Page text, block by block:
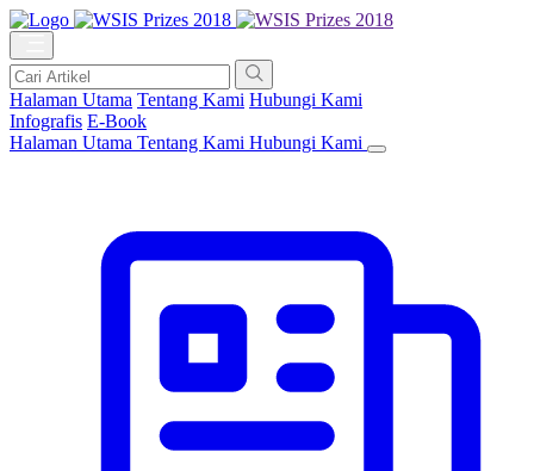
Halaman Utama Tentang Kami Hubungi Kami
Infografis E-Book
Halaman Utama Tentang Kami Hubungi Kami